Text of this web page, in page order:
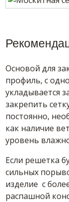
Основой для
профиль, с
укладывается
закрепить
постоянно,
как наличие
уровень
Если решетка
сильных
изделие с
распашной